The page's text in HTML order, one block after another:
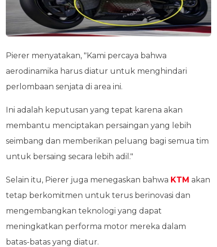
Pierer menyatakan, "Kami percaya bahwa
aerodinamika harus diatur untuk menghindari
perlombaan senjata di area ini.
Ini adalah keputusan yang tepat karena akan
membantu menciptakan persaingan yang lebih
seimbang dan memberikan peluang bagi semua tim
untuk bersaing secara lebih adil."
Selain itu, Pierer juga menegaskan bahwa KTM akan
tetap berkomitmen untuk terus berinovasi dan
mengembangkan teknologi yang dapat
meningkatkan performa motor mereka dalam
batas-batas yang diatur.